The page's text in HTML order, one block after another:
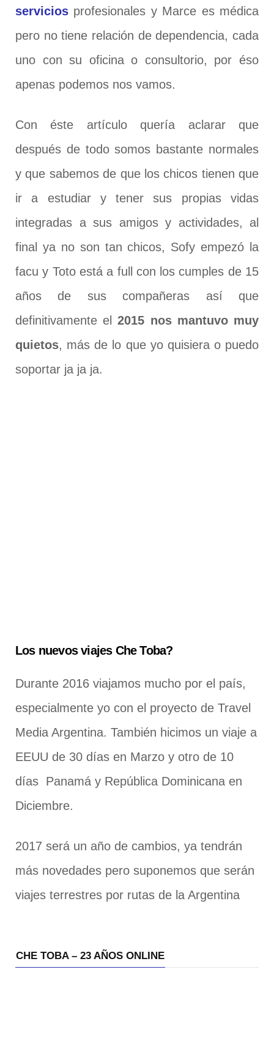
servicios profesionales y Marce es médica
pero no tiene relación de dependencia, cada
uno con su oficina o consultorio, por éso
apenas podemos nos vamos.
Con éste artículo quería aclarar que
después de todo somos bastante normales
y que sabemos de que los chicos tienen que
ir a estudiar y tener sus propias vidas
integradas a sus amigos y actividades, al
final ya no son tan chicos, Sofy empezó la
facu y Toto está a full con los cumples de 15
años de sus compañeras así que
definitivamente el2015 nos mantuvo muy
quietos, más de lo que yo quisiera o puedo
soportar ja ja ja.
Los nuevos viajes Che Toba?
Durante 2016 viajamos mucho por el país,
especialmente yo con el proyecto de Travel
Media Argentina. También hicimos un viaje a
EEUU de 30 días en Marzo y otro de 10
días Panamá y República Dominicana en
Diciembre.
2017 será un año de cambios, ya tendrán
más novedades pero suponemos que serán
viajes terrestres por rutas de la Argentina
CHE TOBA – 23 AÑOS ONLINE